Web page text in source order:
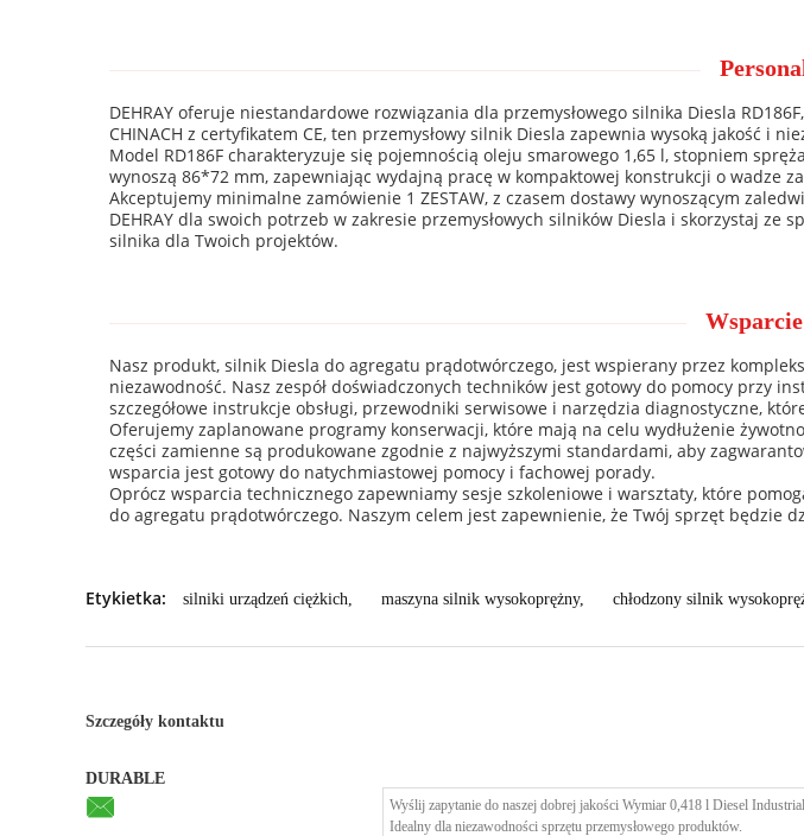
DEHRAY oferuje niestandardowe rozwiązania dla przemysłowego silnika Diesla
CHINACH z certyfikatem CE, ten przemysłowy silnik Diesla zapewnia wysoką jakość i
Model RD186F charakteryzuje się pojemnością oleju smarowego 1,65 l, stopniem
wynoszą 86*72 mm, zapewniając wydajną pracę w kompaktowej konstrukcji o wadze
Akceptujemy minimalne zamówienie 1 ZESTAW, z czasem dostawy wynoszącym
DEHRAY dla swoich potrzeb w zakresie przemysłowych silników Diesla i skorzystaj
silnika dla Twoich projektów.
Nasz produkt, silnik Diesla do agregatu prądotwórczego, jest wspierany przez
niezawodność. Nasz zespół doświadczonych techników jest gotowy do pomocy przy
szczegółowe instrukcje obsługi, przewodniki serwisowe i narzędzia diagnostyczne,
Oferujemy zaplanowane programy konserwacji, które mają na celu wydłużenie
części zamienne są produkowane zgodnie z najwyższymi standardami, aby
wsparcia jest gotowy do natychmiastowej pomocy i fachowej porady.
Oprócz wsparcia technicznego zapewniamy sesje szkoleniowe i warsztaty, które
do agregatu prądotwórczego. Naszym celem jest zapewnienie, że Twój sprzęt będzie
Etykietka: silniki urządzeń ciężkich, maszyna silnik wysokoprężny, chłodzony silnik
Szczegóły kontaktu
DURABLE